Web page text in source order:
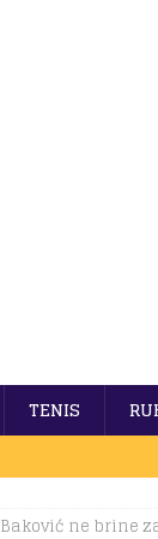
TENIS
Baković ne brine